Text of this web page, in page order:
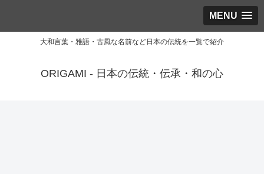
MENU
大和言葉・雅語・古風な名前など日本の伝統を一覧で紹介
ORIGAMI - 日本の伝統・伝承・和の心